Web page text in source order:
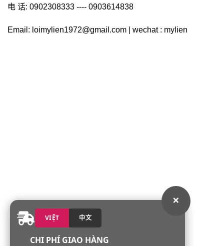
×
VIỆT 中文
CHI PHÍ GIAO HÀNG
电 话: 0902308333 ---- 0903614838
Email: loimylien1972@gmail.com | wechat : mylien